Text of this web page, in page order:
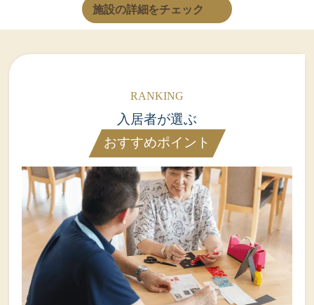
施設の詳細をチェック
入居者が選ぶ
おすすめポイント